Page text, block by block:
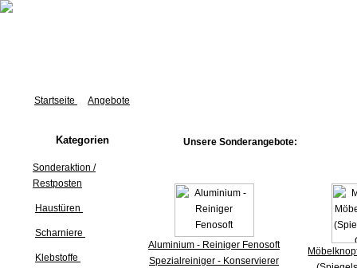
Startseite Angebote
Kategorien
Sonderaktion /
Restposten
Haustüren
Scharniere
Klebstoffe
Unsere Sonderangebote:
Aluminium - Reiniger Fenosoft
Spezialreiniger - Konservierer